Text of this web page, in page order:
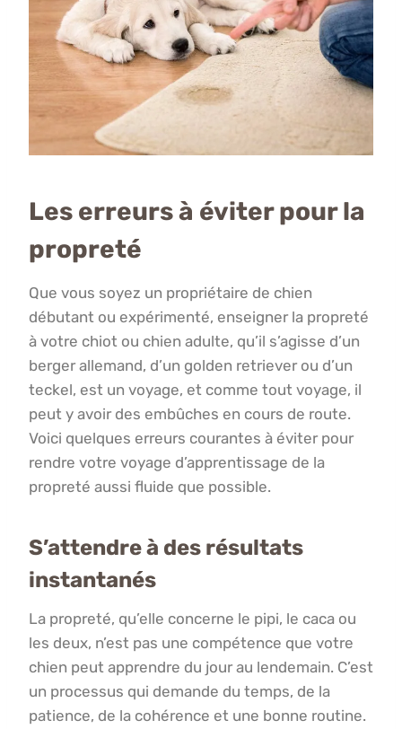
Les erreurs à éviter pour la
propreté
Que vous soyez un propriétaire de chien
débutant ou expérimenté, enseigner la propreté
à votre chiot ou chien adulte, qu’il s’agisse d’un
berger allemand, d’un golden retriever ou d’un
teckel, est un voyage, et comme tout voyage, il
peut y avoir des embûches en cours de route.
Voici quelques erreurs courantes à éviter pour
rendre votre voyage d’apprentissage de la
propreté aussi fluide que possible.
S’attendre à des résultats
instantanés
La propreté, qu’elle concerne le pipi, le caca ou
les deux, n’est pas une compétence que votre
chien peut apprendre du jour au lendemain. C’est
un processus qui demande du temps, de la
patience, de la cohérence et une bonne routine.